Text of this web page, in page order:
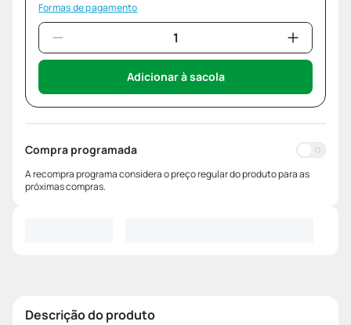
Formas de pagamento
Adicionar à sacola
Compra programada
A recompra programa considera o preço regular do produto para as
próximas compras.
Descrição do produto